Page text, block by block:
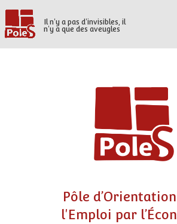
Il n'y a pas d'invisibles, il
n'y a que des aveugles
Pôle d’Orientation
l'Emploi par l’Écon